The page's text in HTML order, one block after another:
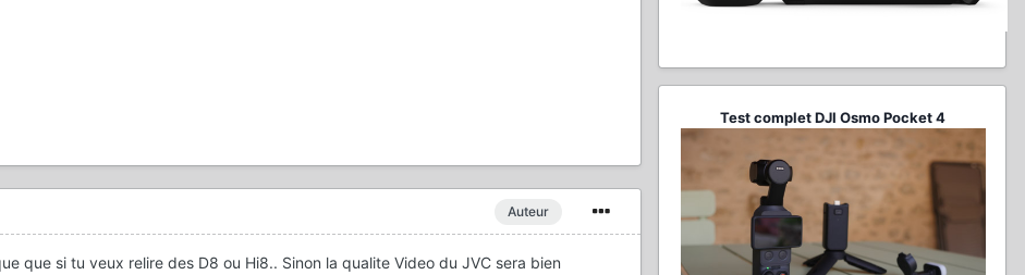
Auteur
que si tu veux relire des D8 ou Hi8.. Sinon la qualite Video du JVC sera bien
Test complet DJI Osmo Pocket 4